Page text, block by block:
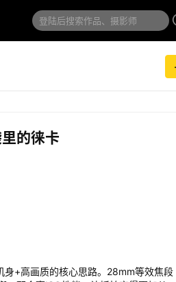
的徕卡
身+高画质的核心思路。28mm等效焦段